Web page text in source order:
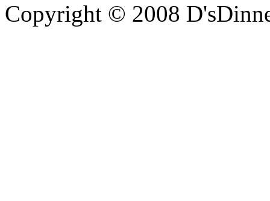
Copyright © 2008